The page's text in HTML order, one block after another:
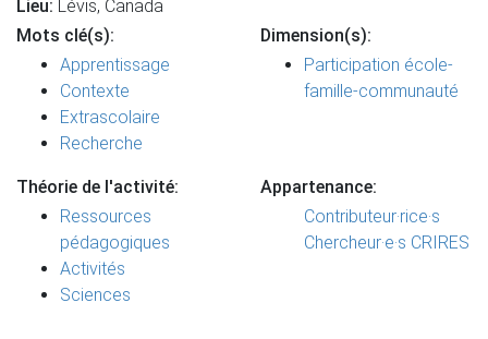
Lieu: Lévis, Canada
Mots clé(s):
Apprentissage
Contexte
Extrascolaire
Recherche
Dimension(s):
Participation école-
famille-communauté
Théorie de l'activité:
Ressources
pédagogiques
Activités
Sciences
Appartenance:
Contributeur·rice·s
Chercheur·e·s CRIRES